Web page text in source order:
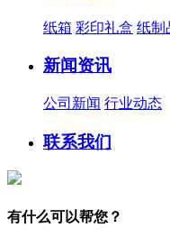
纸箱 彩印礼盒 纸制
新闻资讯
公司新闻 行业动态
联系我们
有什么可以帮您？